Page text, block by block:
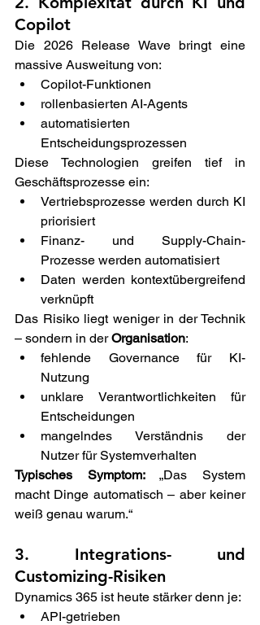
Copilot
Die 2026 Release Wave bringt eine
massive Ausweitung von:
Copilot-Funktionen
rollenbasierten AI-Agents
automatisierten
Entscheidungsprozessen
Diese Technologien greifen tief in
Geschäftsprozesse ein:
Vertriebsprozesse werden durch KI
priorisiert
Finanz- und Supply-Chain-
Prozesse werden automatisiert
Daten werden kontextübergreifend
verknüpft
Das Risiko liegt weniger in der Technik
– sondern in der Organisation:
fehlende Governance für KI-
Nutzung
unklare Verantwortlichkeiten für
Entscheidungen
mangelndes Verständnis der
Nutzer für Systemverhalten
Typisches Symptom: „Das System
macht Dinge automatisch – aber keiner
weiß genau warum.“
3. Integrations- und
Customizing-Risiken
Dynamics 365 ist heute stärker denn je:
API-getrieben